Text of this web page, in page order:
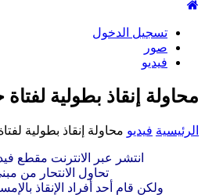
تسجيل الدخول
صور
فيديو
محاولة إنقاذ بطولية لفتاة
الرئيسية فيديو محاولة إنقاذ بطولية
انتشر عبر الانترنت مقطع
تحاول الانتحار من
ولكن قام أحد أفراد الإنقاذ